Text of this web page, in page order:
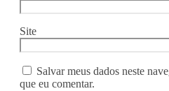
Site
Salvar meus dados neste
que eu comentar.